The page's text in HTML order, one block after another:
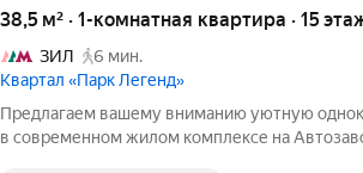
38,5 м² · 1-комнатная квартира · 15
ЗИЛ
6 мин.
Квартал «Парк Легенд»
Предлагаем вашему вниманию уютную
в современном жилом комплексе на